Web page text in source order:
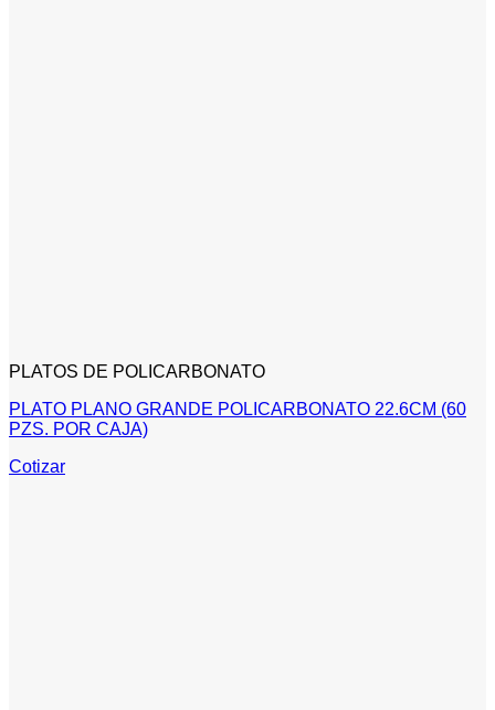
PLATOS DE POLICARBONATO
PLATO PLANO GRANDE POLICARBONATO 22.6CM (60
PZS. POR CAJA)
Cotizar